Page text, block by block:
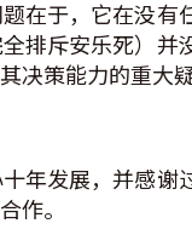
在于，它在没
排斥安乐死）
策能力的重大
年发展，并感谢
作。